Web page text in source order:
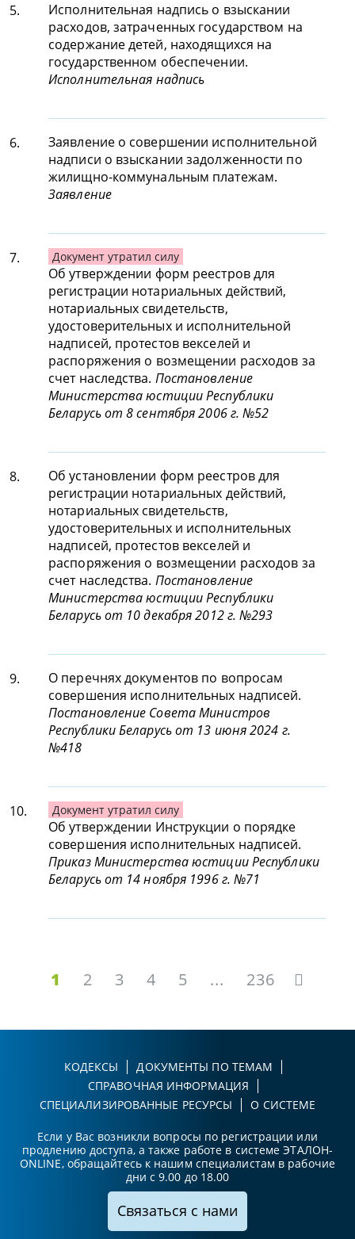
5.
Исполнительная надпись о взыскании
расходов, затраченных государством на
содержание детей, находящихся на
государственном обеспечении.
Исполнительная надпись
6.
Заявление о совершении исполнительной
надписи о взыскании задолженности по
жилищно-коммунальным платежам.
Заявление
7. Документ утратил силу
Об утверждении форм реестров для
регистрации нотариальных действий,
нотариальных свидетельств,
удостоверительных и исполнительной
надписей, протестов векселей и
распоряжения о возмещении расходов за
счет наследства. Постановление
Министерства юстиции Республики
Беларусь от 8 сентября 2006 г. №52
8.
Об установлении форм реестров для
регистрации нотариальных действий,
нотариальных свидетельств,
удостоверительных и исполнительных
надписей, протестов векселей и
распоряжения о возмещении расходов за
счет наследства. Постановление
Министерства юстиции Республики
Беларусь от 10 декабря 2012 г. №293
9.
О перечнях документов по вопросам
совершения исполнительных надписей.
Постановление Совета Министров
Республики Беларусь от 13 июня 2024 г.
№418
10. Документ утратил силу
Об утверждении Инструкции о порядке
совершения исполнительных надписей.
Приказ Министерства юстиции Республики
Беларусь от 14 ноября 1996 г. №71
1 2 3 4 5 ... 236
КОДЕКСЫ
ДОКУМЕНТЫ ПО ТЕМАМ
СПРАВОЧНАЯ ИНФОРМАЦИЯ
СПЕЦИАЛИЗИРОВАННЫЕ РЕСУРСЫ
О СИСТЕМЕ
Если у Вас возникли вопросы по регистрации или
продлению доступа, а также работе в системе ЭТАЛОН-
ONLINE, обращайтесь к нашим специалистам в рабочие
дни с 9.00 до 18.00
Связаться с нами